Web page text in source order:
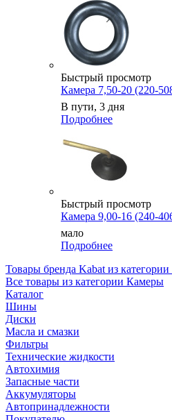
Быстрый просмотр
Камера 7,50-20 (220-
В пути, 3 дня
Подробнее
Быстрый просмотр
Камера 9,00-16 (240-
мало
Подробнее
Товары бренда Kabat из
Все товары из категории Камеры
Каталог
Шины
Диски
Масла и смазки
Фильтры
Технические жидкости
Автохимия
Запасные части
Аккумуляторы
Автопринадлежности